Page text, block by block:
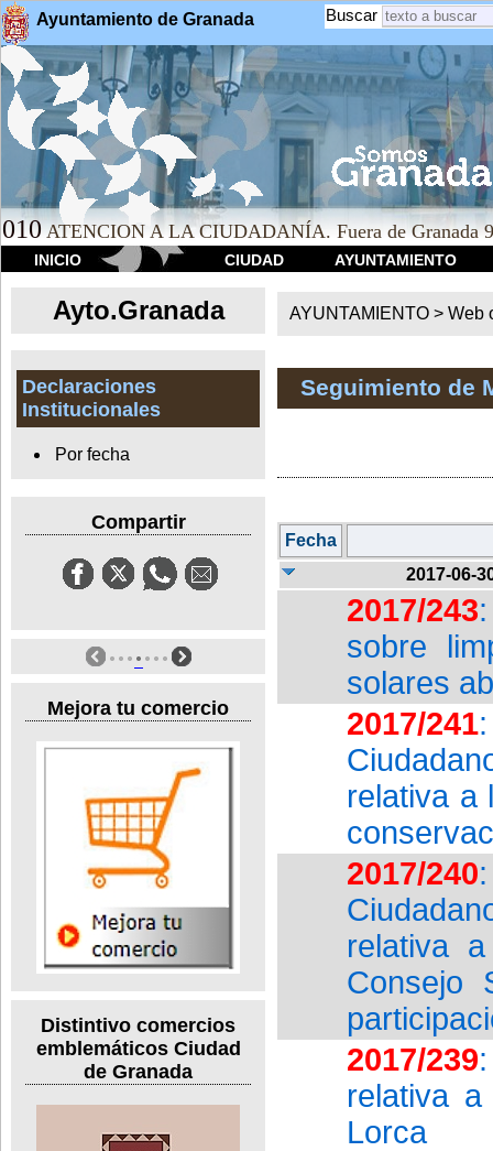
Ayuntamiento de Granada Buscar
010 ATENCION A LA CIUDADANÍA. Fuera de Granada
INICIO CIUDAD AYUNTAMIENTO
Ayto.Granada
Declaraciones
Institucionales
Por fecha
Compartir
Mejora tu comercio
Distintivo comercios
emblemáticos Ciudad
de Granada
AYUNTAMIENTO > Web
Seguimiento de
Fecha
2017-06-
2017/243
sobre
solares
2017/241
relativa a
2017/240
relativa
Consejo
2017/239
relativa
Lorca